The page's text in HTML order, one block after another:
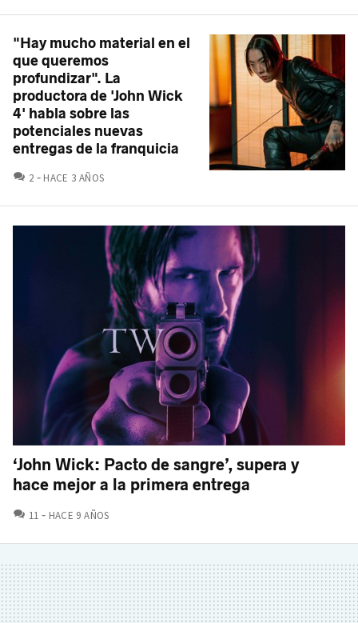
"Hay mucho material en el
que queremos
profundizar". La
productora de 'John Wick
4' habla sobre las
potenciales nuevas
entregas de la franquicia
2 COMENTARIOS
HACE 3 AÑOS
‘John Wick: Pacto de sangre’, supera y
hace mejor a la primera entrega
11 COMENTARIOS
HACE 9 AÑOS